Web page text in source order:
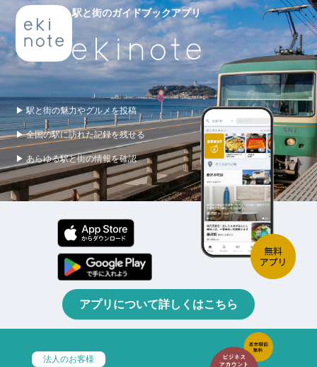
駅と街のガイドブックアプリ
▶ 駅と街の魅力やグルメを投稿
▶ 全国の駅に訪れた記録を残せる
▶ あらゆる駅と街の情報を確認
アプリについて詳しくはこちら
法人のお客様